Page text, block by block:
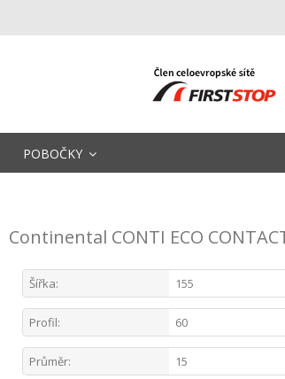
POBOČKY
Continental CONTI ECO
Šířka: 155
Profil: 60
Průměr: 15